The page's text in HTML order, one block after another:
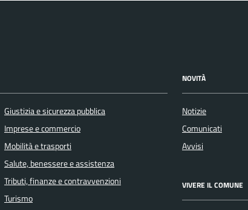
Giustizia e sicurezza pubblica
Imprese e commercio
Mobilità e trasporti
Salute, benessere e assistenza
Tributi, finanze e contravvenzioni
Turismo
NOVITÀ
Notizie
Comunicati
Avvisi
VIVERE IL COMUNE